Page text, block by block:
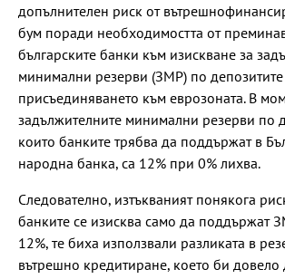
допълнителен риск от
бум поради необходимостта от
българските банки към изискване за
минимални резерви (ЗМР) по депозитите
присъединяването към еврозоната. В
задължителните минимални резерви по
които банките трябва да поддържат в
народна банка, са 12% при 0% лихва.
Следователно, изтъкваният понякога
банките се изисква само да поддържат
12%, те биха използвали разликата в
вътрешно кредитиране, което би довело